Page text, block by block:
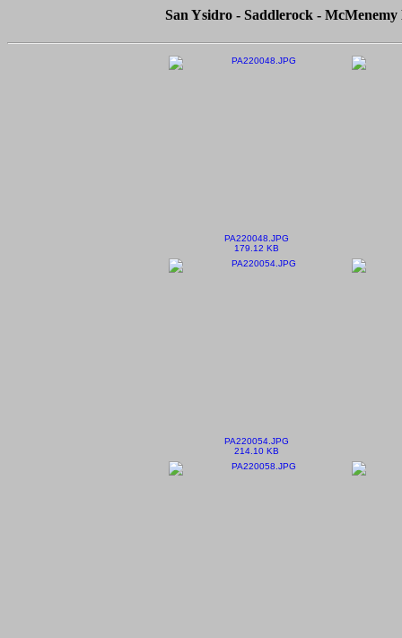
San Ysidro - Saddlerock -
PA220048.JPG
179.12 KB
PA220054.JPG
214.10 KB